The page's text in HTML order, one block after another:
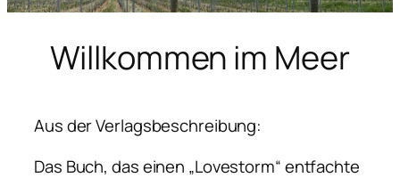
Willkommen im Meer
Aus der Verlagsbeschreibung:
Das Buch, das einen „Lovestorm“ entfachte